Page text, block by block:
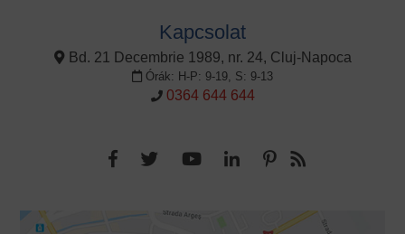
Kapcsolat
Bd. 21 Decembrie 1989, nr. 24, Cluj-Napoca
Órák: H-P: 9-19, S: 9-13
0364 644 644